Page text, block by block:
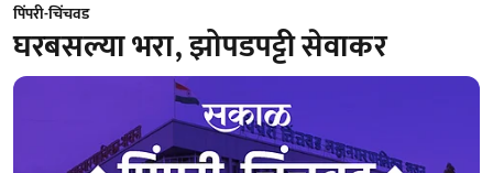
पिंपरी-चिंचवड
घरबसल्या भरा, झोपडपट्टी सेवाकर